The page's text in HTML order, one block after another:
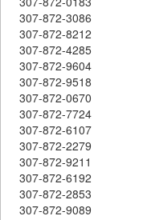
307-872-3086
307-872-8212
307-872-4285
307-872-9604
307-872-9518
307-872-0670
307-872-7724
307-872-6107
307-872-2279
307-872-9211
307-872-6192
307-872-2853
307-872-9089